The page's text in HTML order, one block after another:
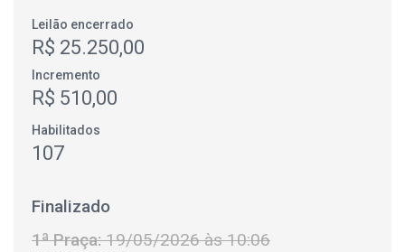
Leilão encerrado
R$ 25.250,00
Incremento
R$ 510,00
Habilitados
107
Finalizado
1ª Praça:19/05/2026 às 10:06